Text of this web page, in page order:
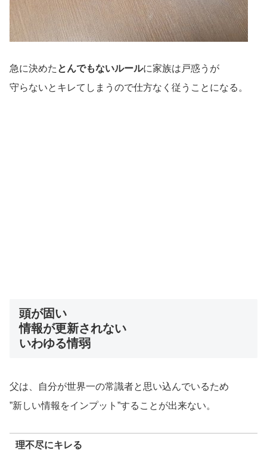
急に決めた とんでもないルールに家族は戸惑うが
守らないとキレてしまうので仕方なく従うことになる。
頭が固い
情報が更新されない
いわゆる情弱
父は、自分が世界一の常識者と思い込んでいるため
”新しい情報をインプット”することが出来ない。
理不尽にキレる